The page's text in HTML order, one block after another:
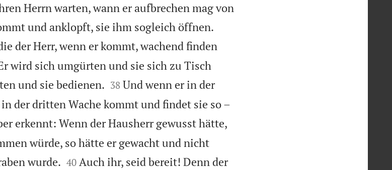
Herrn warten, wann er aufbrechen mag von
und anklopft, sie ihm sogleich öffnen.
der Herr, wenn er kommt, wachend finden
wird sich umgürten und sie sich zu Tisch
und sie bedienen.
38 Und wenn er in der
der dritten Wache kommt und findet sie so –
erkennt: Wenn der Hausherr gewusst hätte,
würde, so hätte er gewacht und nicht
wurde.
40 Auch ihr, seid bereit! Denn der